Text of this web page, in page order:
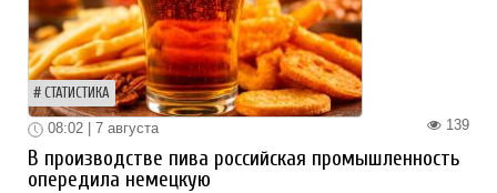
СТАТИСТИКА
139
08:02 | 7 августа
В производстве пива российская промышленность
опередила немецкую